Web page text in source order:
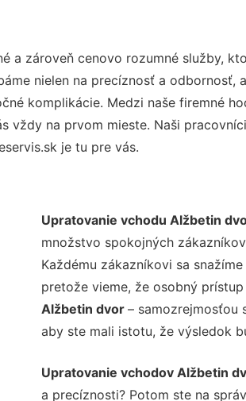
a zároveň cenovo rozumné služby,
nielen na precíznosť a
komplikácie. Medzi naše firemné
na prvom mieste. Naši
je tu pre vás.
Upratovanie vchodu Alžbetin
množstvo spokojných
Každému zákazníkovi sa
pretože vieme, že osobný
Alžbetin dvor – samozrejmosťou
aby ste mali istotu, že výsledok
Upratovanie vchodov Alžbetin
a precíznosti? Potom ste na